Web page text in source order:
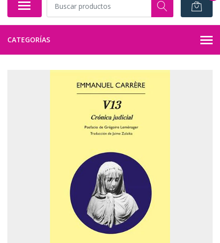
CATEGORÍAS